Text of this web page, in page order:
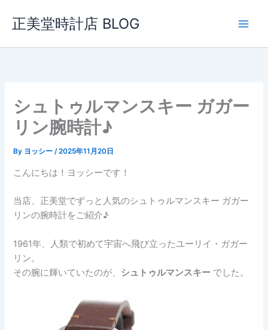
ス
正美堂時計店 BLOG
シュトゥルマンスキー ガガー
リン腕時計♪
By ヨッシー/2025年11月20日
こんにちは！ヨッシーです！
当店、正美堂でずっと人気のシュトゥルマンスキー ガガー
リンの腕時計をご紹介♪
1961年、人類で初めて宇宙へ飛び立ったユーリイ・ガガー
リン。
その腕に輝いていたのが、 シュトゥルマンスキー でした。